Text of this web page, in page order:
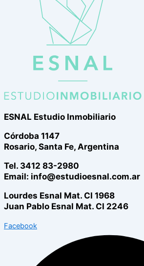
ESNAL Estudio Inmobiliario
Córdoba 1147
Rosario, Santa Fe, Argentina
Tel. 3412 83-2980
Email: info@estudioesnal.com.ar
Lourdes Esnal Mat. CI 1968
Juan Pablo Esnal Mat. CI 2246
Facebook